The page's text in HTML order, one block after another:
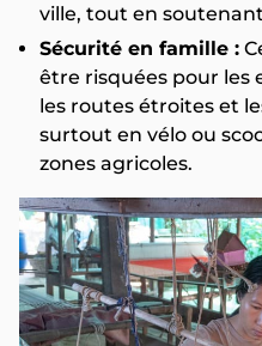
ville, tout en
Sécurité en famille :
être risquées pour les
les routes étroites et
surtout en vélo ou
zones agricoles.